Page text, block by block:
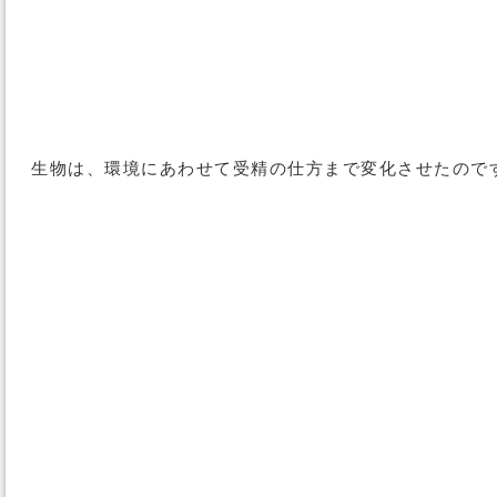
生物は、環境にあわせて受精の仕方まで変化させたので